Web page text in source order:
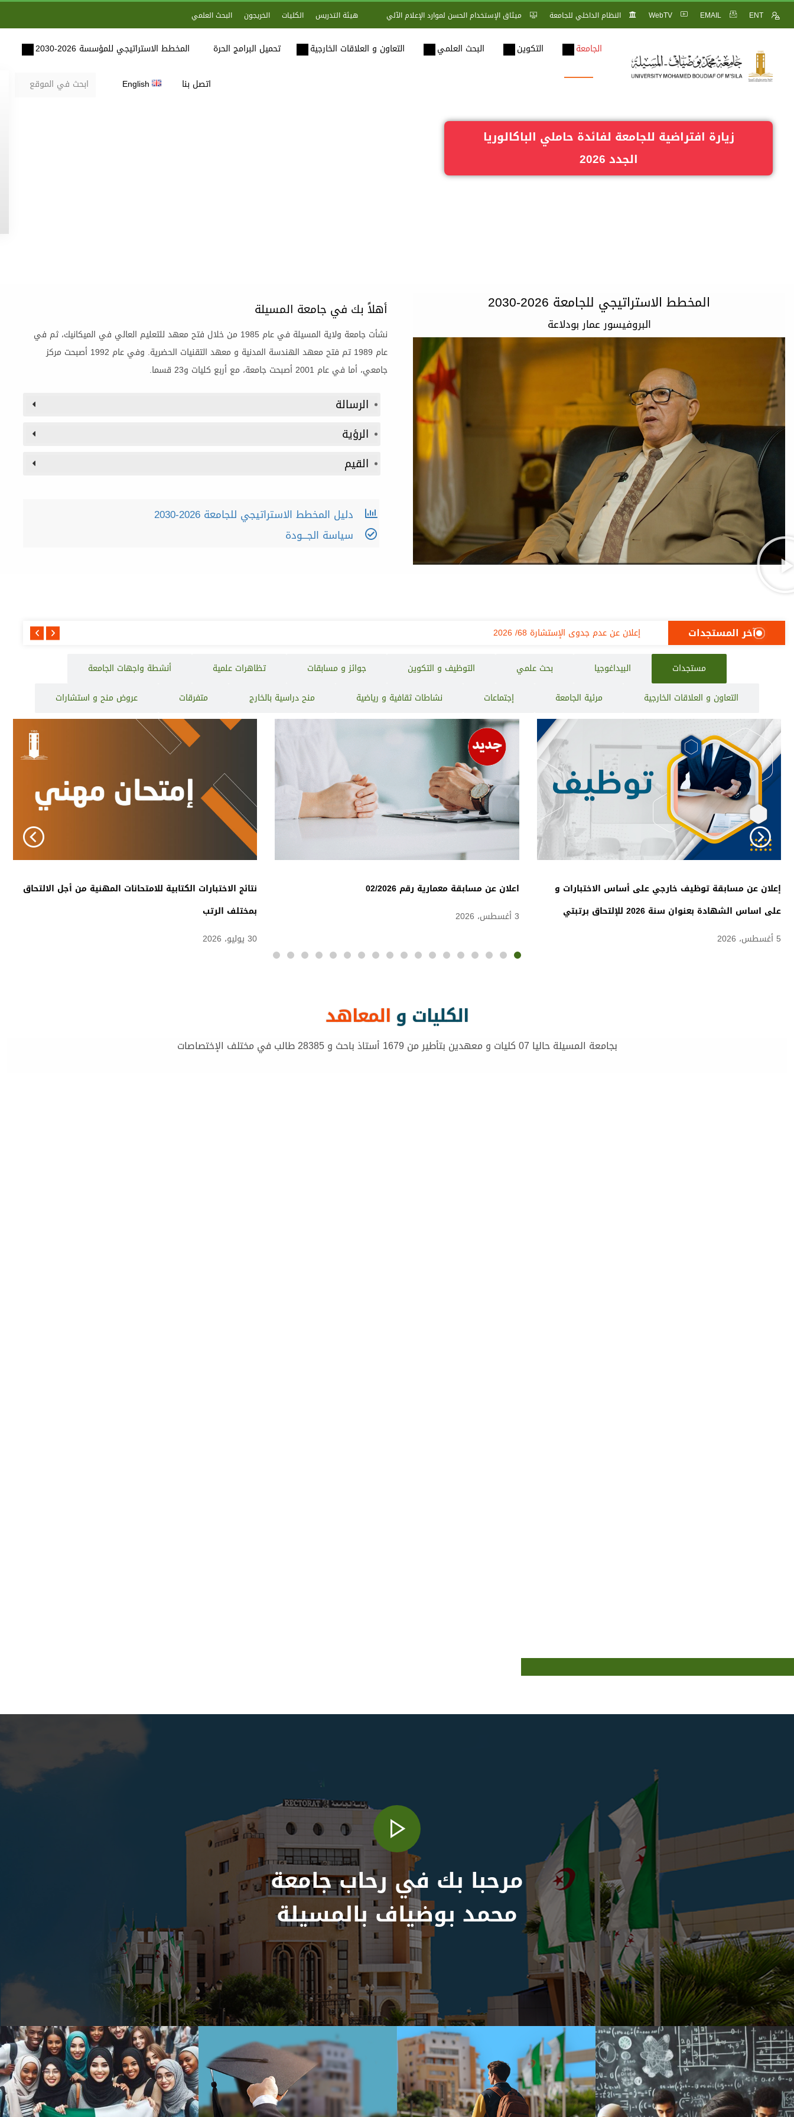
ENT
EMAIL
WebTV النظام الداخلي للجامعة ميثاق الإستخدام الحسن لموارد الإعلام الآلي هيئة التدريس الكليات الخريجون البحث العلمي
الجامعة التكوين البحث العلمي التعاون و العلاقات الخارجية تحميل البرامج الحرة المخطط الاستراتيجي للمؤسسة 2026-2030
اتصل بنا English
زيارة افتراضية للجامعة لفائدة حاملي الباكالوريا
الجدد 2026
المخطط الاستراتيجي للجامعة 2026-2030
البروفيسور عمار بودلاعة
أهلاً بك في جامعة المسيلة
نشأت جامعة ولاية المسيلة في عام 1985 من خلال فتح معهد للتعليم العالي في الميكانيك، ثم في
عام 1989 تم فتح معهد الهندسة المدنية و معهد التقنيات الحضرية. وفي عام 1992 أصبحت مركز
جامعي، أما في عام 2001 أصبحت جامعة، مع أربع كليات و23 قسما.
الرسالة
الرؤية
القيم
دليل المخطط الاستراتيجي للجامعة 2026-2030
سياسة الجـــودة
آخر المستجدات إعلان عن عدم جدوى الإستشارة 68/ 2026 إعلان عن إجراء الإستشارات رقم
مستجدات البيداغوجيا بحث علمي التوظيف و التكوين جوائز و مسابقات تظاهرات علمية
أنشطة واجهات الجامعة
التعاون و العلاقات الخارجية
مرئية الجامعة إجتماعات نشاطات ثقافية و رياضية منح دراسية بالخارج متفرقات عروض منح و استشارات
إعلان عن مسابقة توظيف خارجي على أساس الاختبارات و
على اساس الشهادة بعنوان سنة 2026 للإلتحاق برتبتي
مهندس دولة للمخابر الجامعية، متصرف محلل
5 أغسطس، 2026
اعلان عن مسابقة معمارية رقم 02/2026
3 أغسطس، 2026
نتائج الاختبارات الكتابية للامتحانات المهنية من أجل الالتحاق
بمختلف الرتب
30 يوليو، 2026
الكليات و المعاهد
بجامعة المسيلة حاليا 07 كليات و معهدين بتأطير من 1679 أستاذ باحث و 28385 طالب في مختلف الإختصاصات
مرحبا بك في رحاب جامعة
محمد بوضياف بالمسيلة